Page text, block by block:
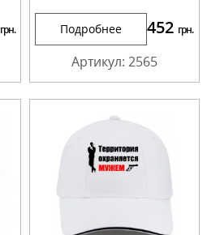
грн. Подробнее 452 грн.
Артикул: 2565